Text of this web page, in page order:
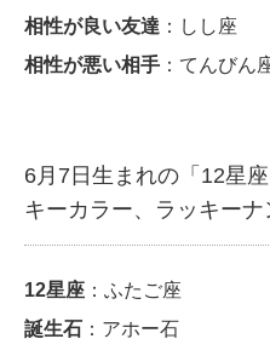
相性が良い友達 ：しし座
相性が悪い相手 ：てんびん
6月7日生まれの「12星
キーカラー、ラッキーナ
12星座 ：ふたご座
誕生石 ：アホー石